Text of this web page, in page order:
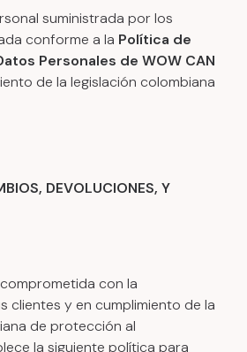
suministrada por los
conforme a la Política de
Personales de WOW CAN
de la legislación colombiana
DEVOLUCIONES, Y
comprometida con la
clientes y en cumplimiento de la
de protección al
la siguiente política para